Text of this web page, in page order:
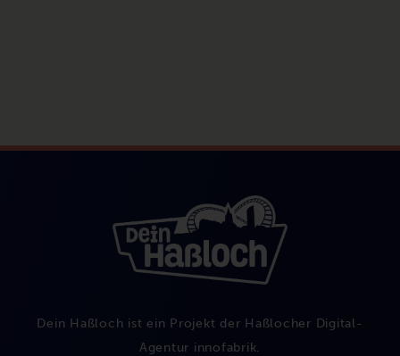
Dein Haßloch ist ein Projekt der Haßlocher Digital-
Agentur innofabrik.